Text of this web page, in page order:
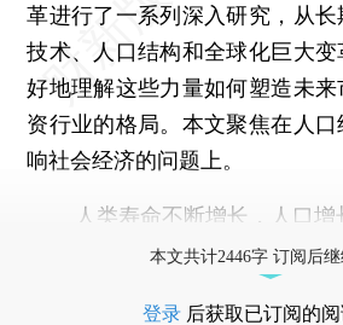
革进行了一系列深入研究，从
技术、人口结构和全球化巨大
好地理解这些力量如何塑造未
资行业的格局。本文聚焦在人
响社会经济的问题上。
人类寿命不断增长，人口
本文共计2446字 订阅后
登录 后获取已订阅的